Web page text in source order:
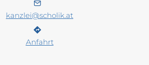
kanzlei@scholik.at
Anfahrt